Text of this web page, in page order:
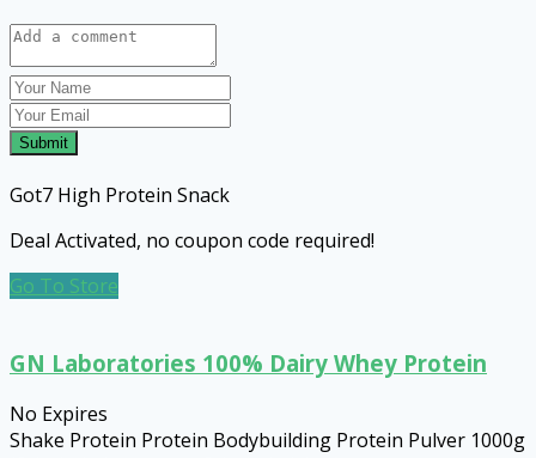
Submit
Got7 High Protein Snack
Deal Activated, no coupon code required!
Go To Store
GN Laboratories 100% Dairy Whey Protein
No Expires
Shake Protein Protein Bodybuilding Protein Pulver 1000g